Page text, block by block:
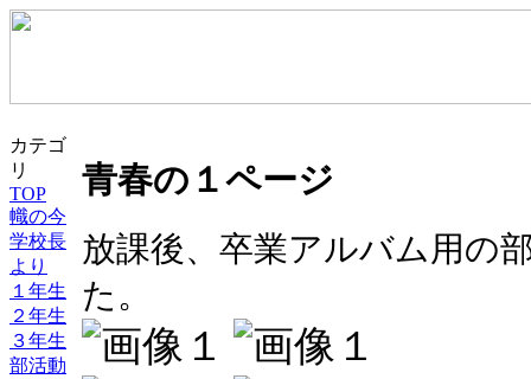
カテゴ
リ
TOP
幟の今
学校長
より
１年生
２年生
３年生
部活動
青春の１ページ
放課後、卒業アルバム用の
た。